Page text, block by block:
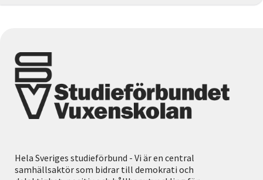
Hela Sveriges studieförbund - Vi är en central
samhällsaktör som bidrar till demokrati och